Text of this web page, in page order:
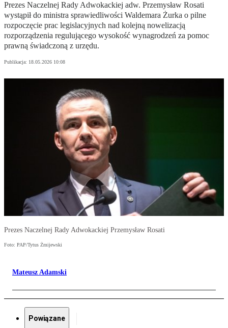
Prezes Naczelnej Rady Adwokackiej adw. Przemysław Rosati
wystąpił do ministra sprawiedliwości Waldemara Żurka o pilne
rozpoczęcie prac legislacyjnych nad kolejną nowelizacją
rozporządzenia regulującego wysokość wynagrodzeń za pomoc
prawną świadczoną z urzędu.
Publikacja: 18.05.2026 10:08
Prezes Naczelnej Rady Adwokackiej Przemysław Rosati
Foto: PAP/Tytus Żmijewski
Mateusz Adamski
Powiązane